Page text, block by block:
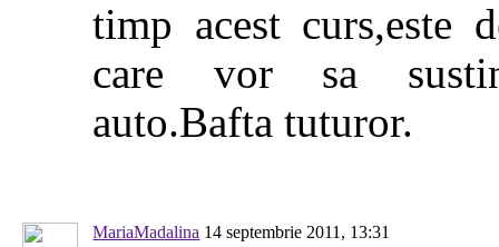
timp acest curs,este
care vor sa
auto.Bafta tuturor.
MariaMadalina 14 septembrie 2011, 13:31